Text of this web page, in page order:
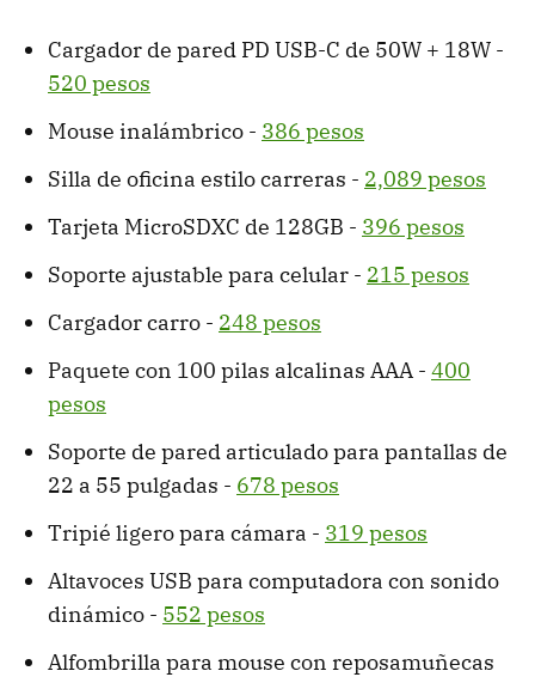
Cargador de pared PD USB-C de 50W + 18W -
520 pesos
Mouse inalámbrico - 386 pesos
Silla de oficina estilo carreras - 2,089 pesos
Tarjeta MicroSDXC de 128GB - 396 pesos
Soporte ajustable para celular - 215 pesos
Cargador carro - 248 pesos
Paquete con 100 pilas alcalinas AAA - 400
pesos
Soporte de pared articulado para pantallas de
22 a 55 pulgadas - 678 pesos
Tripié ligero para cámara - 319 pesos
Altavoces USB para computadora con sonido
dinámico - 552 pesos
Alfombrilla para mouse con reposamuñecas